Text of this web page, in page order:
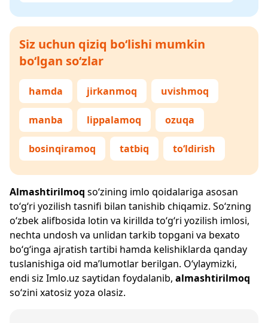
Siz uchun qiziq bo‘lishi mumkin
bo‘lgan so‘zlar
hamda jirkanmoq uvishmoq
manba lippalamoq ozuqa
bosinqiramoq tatbiq to‘ldirish
Almashtirilmoq so‘zining imlo qoidalariga asosan
to‘g‘ri yozilish tasnifi bilan tanishib chiqamiz. So‘zning
o‘zbek alifbosida lotin va kirillda to‘g‘ri yozilish imlosi,
nechta undosh va unlidan tarkib topgani va bexato
bo‘g‘inga ajratish tartibi hamda kelishiklarda qanday
tuslanishiga oid ma’lumotlar berilgan. O‘ylaymizki,
endi siz Imlo.uz saytidan foydalanib, almashtirilmoq
so‘zini xatosiz yoza olasiz.